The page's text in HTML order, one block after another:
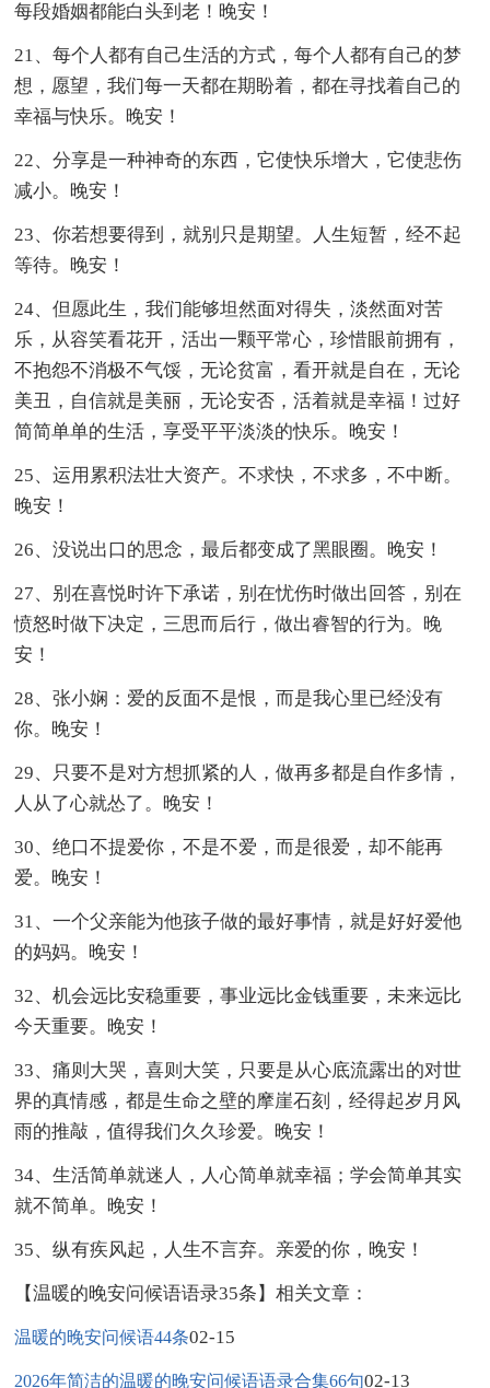
每段婚姻都能白头到老！晚安！
21、每个人都有自己生活的方式，每个人都有自己的梦
想，愿望，我们每一天都在期盼着，都在寻找着自己的
幸福与快乐。晚安！
22、分享是一种神奇的东西，它使快乐增大，它使悲伤
减小。晚安！
23、你若想要得到，就别只是期望。人生短暂，经不起
等待。晚安！
24、但愿此生，我们能够坦然面对得失，淡然面对苦
乐，从容笑看花开，活出一颗平常心，珍惜眼前拥有，
不抱怨不消极不气馁，无论贫富，看开就是自在，无论
美丑，自信就是美丽，无论安否，活着就是幸福！过好
简简单单的生活，享受平平淡淡的快乐。晚安！
25、运用累积法壮大资产。不求快，不求多，不中断。
晚安！
26、没说出口的思念，最后都变成了黑眼圈。晚安！
27、别在喜悦时许下承诺，别在忧伤时做出回答，别在
愤怒时做下决定，三思而后行，做出睿智的行为。晚
安！
28、张小娴：爱的反面不是恨，而是我心里已经没有
你。晚安！
29、只要不是对方想抓紧的人，做再多都是自作多情，
人从了心就怂了。晚安！
30、绝口不提爱你，不是不爱，而是很爱，却不能再
爱。晚安！
31、一个父亲能为他孩子做的最好事情，就是好好爱他
的妈妈。晚安！
32、机会远比安稳重要，事业远比金钱重要，未来远比
今天重要。晚安！
33、痛则大哭，喜则大笑，只要是从心底流露出的对世
界的真情感，都是生命之壁的摩崖石刻，经得起岁月风
雨的推敲，值得我们久久珍爱。晚安！
34、生活简单就迷人，人心简单就幸福；学会简单其实
就不简单。晚安！
35、纵有疾风起，人生不言弃。亲爱的你，晚安！
【温暖的晚安问候语语录35条】相关文章：
温暖的晚安问候语44条02-15
2026年简洁的温暖的晚安问候语语录合集66句02-13